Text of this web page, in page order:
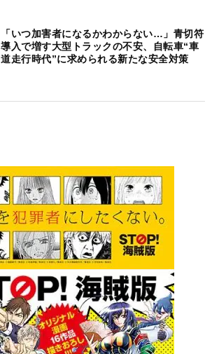
「いつ加害者になるかわからない…」青切符
導入で増す大型トラックの不安、自転車“車
道走行時代”に求められる新たな安全対策